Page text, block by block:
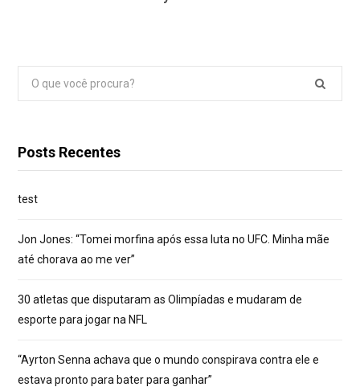
Pesquisar
por:
Posts Recentes
test
Jon Jones: “Tomei morfina após essa luta no UFC. Minha mãe
até chorava ao me ver”
30 atletas que disputaram as Olimpíadas e mudaram de
esporte para jogar na NFL
“Ayrton Senna achava que o mundo conspirava contra ele e
estava pronto para bater para ganhar”